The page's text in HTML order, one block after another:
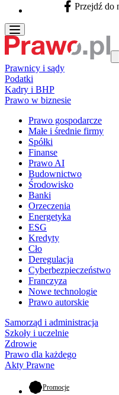
Facebook - otwiera
Przejdź do
Prawnicy i sądy
Podatki
Kadry i BHP
Prawo w biznesie
Prawo gospodarcze
Małe i średnie firmy
Spółki
Finanse
Prawo AI
Budownictwo
Środowisko
Banki
Orzeczenia
Energetyka
ESG
Kredyty
Cło
Deregulacja
Cyberbezpieczeństwo
Franczyza
Nowe technologie
Prawo autorskie
Samorząd i administracja
Szkoły i uczelnie
Zdrowie
Prawo dla każdego
Akty Prawne
Promocje- otwiera się w